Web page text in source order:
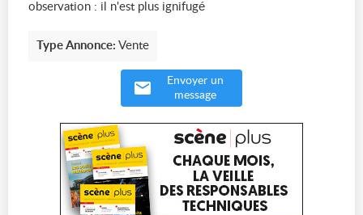
observation : il n'est plus ignifugé
Type Annonce: Vente
Envoyer un
message